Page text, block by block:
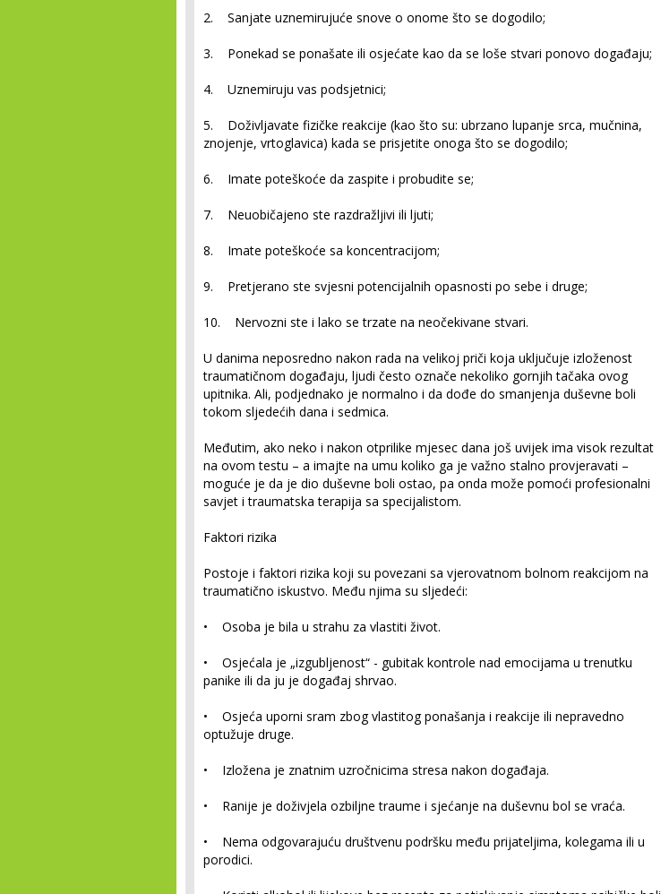
2. Sanjate uznemirujuće snove o onome što se dogodilo;
3. Ponekad se ponašate ili osjećate kao da se loše stvari ponovo događaju;
4. Uznemiruju vas podsjetnici;
5. Doživljavate fizičke reakcije (kao što su: ubrzano lupanje srca, mučnina,
znojenje, vrtoglavica) kada se prisjetite onoga što se dogodilo;
6. Imate poteškoće da zaspite i probudite se;
7. Neuobičajeno ste razdražljivi ili ljuti;
8. Imate poteškoće sa koncentracijom;
9. Pretjerano ste svjesni potencijalnih opasnosti po sebe i druge;
10. Nervozni ste i lako se trzate na neočekivane stvari.
U danima neposredno nakon rada na velikoj priči koja uključuje izloženost
traumatičnom događaju, ljudi često označe nekoliko gornjih tačaka ovog
upitnika. Ali, podjednako je normalno i da dođe do smanjenja duševne boli
tokom sljedećih dana i sedmica.
Međutim, ako neko i nakon otprilike mjesec dana još uvijek ima visok rezultat
na ovom testu – a imajte na umu koliko ga je važno stalno provjeravati –
moguće je da je dio duševne boli ostao, pa onda može pomoći profesionalni
savjet i traumatska terapija sa specijalistom.
Faktori rizika
Postoje i faktori rizika koji su povezani sa vjerovatnom bolnom reakcijom na
traumatično iskustvo. Među njima su sljedeći:
• Osoba je bila u strahu za vlastiti život.
• Osjećala je „izgubljenost“ - gubitak kontrole nad emocijama u trenutku
panike ili da ju je događaj shrvao.
• Osjeća uporni sram zbog vlastitog ponašanja i reakcije ili nepravedno
optužuje druge.
• Izložena je znatnim uzročnicima stresa nakon događaja.
• Ranije je doživjela ozbiljne traume i sjećanje na duševnu bol se vraća.
• Nema odgovarajuću društvenu podršku među prijateljima, kolegama ili u
porodici.